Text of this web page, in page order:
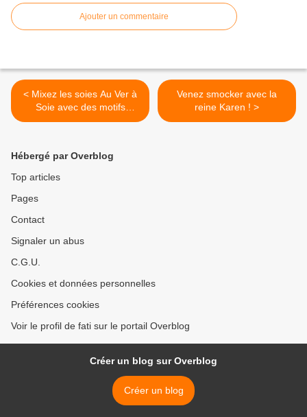
Ajouter un commentaire
< Mixez les soies Au Ver à
Soie avec des motifs
vintage avec Ute Scheer
Venez smocker avec la
reine Karen ! >
Hébergé par Overblog
Top articles
Pages
Contact
Signaler un abus
C.G.U.
Cookies et données personnelles
Préférences cookies
Voir le profil de fati sur le portail Overblog
Créer un blog sur Overblog
Créer un blog